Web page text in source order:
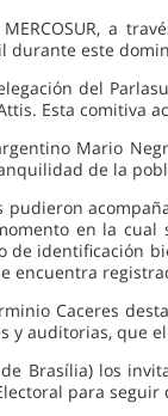
a
durante este
del
Esta comitiva
Mario
de la
pudieron
en la
de identificación
encuentra
Caceres
y auditorias, que
Brasília) los
para